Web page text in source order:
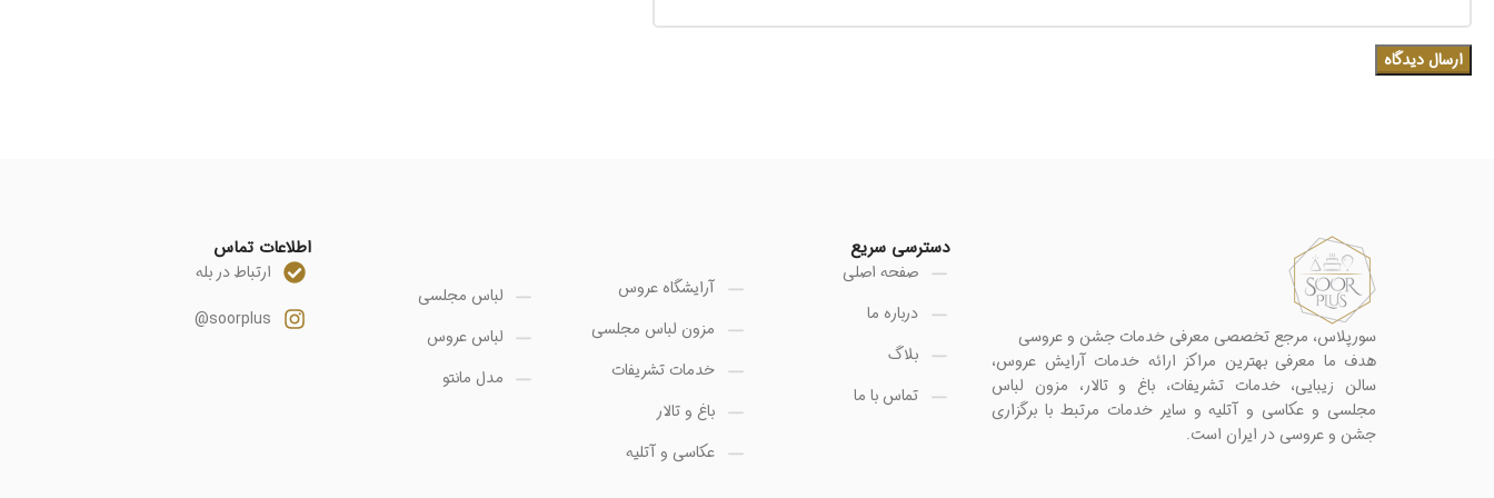
سورپلاس، مرجع تخصصی معرفی خدمات جشن و عروسی
هدف ما معرفی بهترین مراکز ارائه خدمات آرایش عروس،
سالن زیبایی، خدمات تشریفات، باغ و تالار، مزون لباس
مجلسی و عکاسی و آتلیه و سایر خدمات مرتبط با برگزاری
جشن و عروسی در ایران است.
دسترسی سریع
صفحه اصلی
درباره ما
بلاگ
تماس با ما
آرایشگاه عروس
مزون لباس مجلسی
خدمات تشریفات
باغ و تالار
عکاسی و آتلیه
لباس مجلسی
لباس عروس
مدل مانتو
اطلاعات تماس
ارتباط در بله
soorplus@